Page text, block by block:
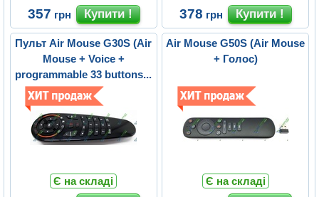
357 грн 378 грн
Пульт Air Mouse G30S (Air
Mouse + Voice +
programmable 33 buttons...
Є на складі
Air Mouse G50S (Air Mouse
+ Голос)
Є на складі